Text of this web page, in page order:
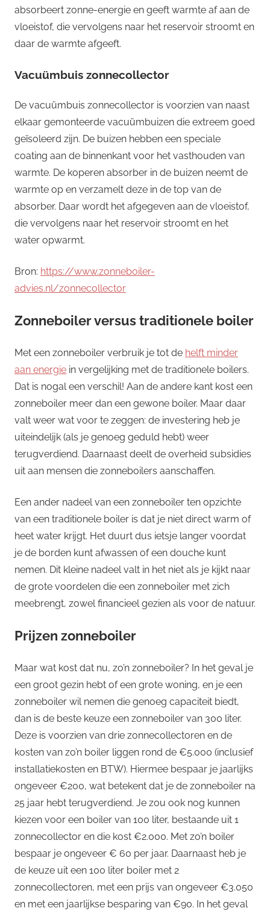
absorbeert zonne-energie en geeft warmte af aan de
vloeistof, die vervolgens naar het reservoir stroomt en
daar de warmte afgeeft.
Vacuümbuis zonnecollector
De vacuümbuis zonnecollector is voorzien van naast
elkaar gemonteerde vacuümbuizen die extreem goed
geïsoleerd zijn. De buizen hebben een speciale
coating aan de binnenkant voor het vasthouden van
warmte. De koperen absorber in de buizen neemt de
warmte op en verzamelt deze in de top van de
absorber. Daar wordt het afgegeven aan de vloeistof,
die vervolgens naar het reservoir stroomt en het
water opwarmt.
Bron: https://www.zonneboiler-
advies.nl/zonnecollector
Zonneboiler versus traditionele boiler
Met een zonneboiler verbruik je tot de helft minder
aan energie in vergelijking met de traditionele boilers.
Dat is nogal een verschil! Aan de andere kant kost een
zonneboiler meer dan een gewone boiler. Maar daar
valt weer wat voor te zeggen: de investering heb je
uiteindelijk (als je genoeg geduld hebt) weer
terugverdiend. Daarnaast deelt de overheid subsidies
uit aan mensen die zonneboilers aanschaffen.
Een ander nadeel van een zonneboiler ten opzichte
van een traditionele boiler is dat je niet direct warm of
heet water krijgt. Het duurt dus ietsje langer voordat
je de borden kunt afwassen of een douche kunt
nemen. Dit kleine nadeel valt in het niet als je kijkt naar
de grote voordelen die een zonneboiler met zich
meebrengt, zowel financieel gezien als voor de natuur.
Prijzen zonneboiler
Maar wat kost dat nu, zo’n zonneboiler? In het geval je
een groot gezin hebt of een grote woning, en je een
zonneboiler wil nemen die genoeg capaciteit biedt,
dan is de beste keuze een zonneboiler van 300 liter.
Deze is voorzien van drie zonnecollectoren en de
kosten van zo’n boiler liggen rond de €5.000 (inclusief
installatiekosten en BTW). Hiermee bespaar je jaarlijks
ongeveer €200, wat betekent dat je de zonneboiler na
25 jaar hebt terugverdiend. Je zou ook nog kunnen
kiezen voor een boiler van 100 liter, bestaande uit 1
zonnecollector en die kost €2.000. Met zo’n boiler
bespaar je ongeveer € 60 per jaar. Daarnaast heb je
de keuze uit een 100 liter boiler met 2
zonnecollectoren, met een prijs van ongeveer €3.050
en met een jaarlijkse besparing van €90. In het geval